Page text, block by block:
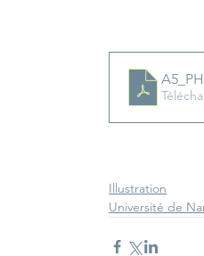
Illustration
Université de